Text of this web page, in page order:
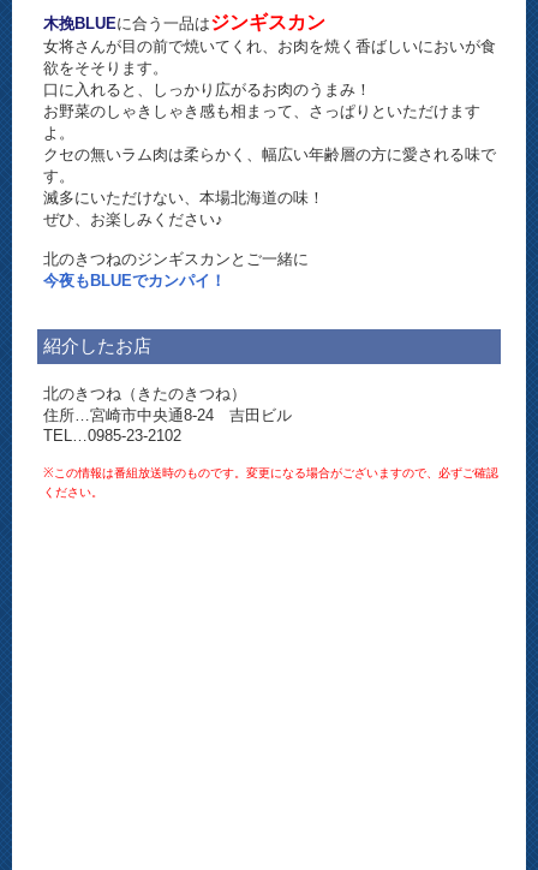
木挽BLUEに合う一品はジンギスカン
女将さんが目の前で焼いてくれ、お肉を焼く香ばしいにおいが食
欲をそそります。
口に入れると、しっかり広がるお肉のうまみ！
お野菜のしゃきしゃき感も相まって、さっぱりといただけます
よ。
クセの無いラム肉は柔らかく、幅広い年齢層の方に愛される味で
す。
滅多にいただけない、本場北海道の味！
ぜひ、お楽しみください♪
北のきつねのジンギスカンとご一緒に
今夜もBLUEでカンパイ！
紹介したお店
北のきつね（きたのきつね）
住所…宮崎市中央通8-24 吉田ビル
TEL…0985-23-2102
※この情報は番組放送時のものです。変更になる場合がございますので、必ずご確認
ください。